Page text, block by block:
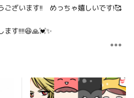
ございます!! めっちゃ嬉しいです!🥰
ます!!!!😆🙏💓✨